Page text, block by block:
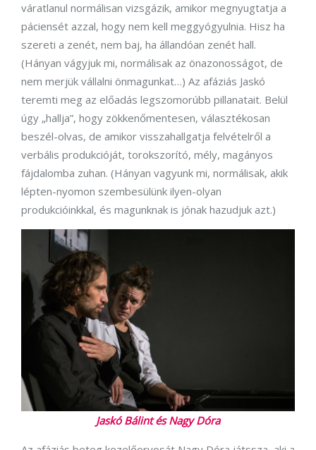
váratlanul normálisan vizsgázik, amikor megnyugtatja a
páciensét azzal, hogy nem kell meggyógyulnia. Hisz ha
szereti a zenét, nem baj, ha állandóan zenét hall.
(Hányan vágyjuk mi, normálisak az önazonosságot, de
nem merjük vállalni önmagunkat…) Az afáziás Jaskó
teremti meg az előadás legszomorúbb pillanatait. Belül
úgy „hallja”, hogy zökkenőmentesen, választékosan
beszél-olvas, de amikor visszahallgatja felvételről a
verbális produkcióját, torokszorító, mély, magányos
fájdalomba zuhan. (Hányan vagyunk mi, normálisak, akik
lépten-nyomon szembesülünk ilyen-olyan
produkcióinkkal, és magunknak is jónak hazudjuk azt.)
Jaskó Bálint és Nagy Dóra